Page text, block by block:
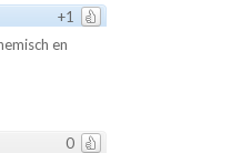
+1
en
0